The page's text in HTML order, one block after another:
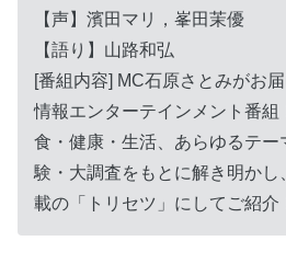
【声】濱田マリ，峯田茉優
【語り】山路和弘
[番組内容] MC石原さとみがお
情報エンターテインメント番組
食・健康・生活、あらゆるテー
験・大調査をもとに解き明かし
載の「トリセツ」にしてご紹介